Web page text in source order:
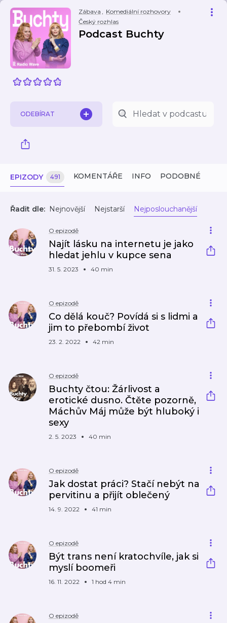
Zábava , Komediální rozhovory
Český rozhlas
Podcast Buchty
ODEBÍRAT
EPIZODY 491 KOMENTÁŘE INFO PODOBNÉ
Řadit dle: Nejnovější Nejstarší Nejposlouchanější
O epizodě
Najít lásku na internetu je jako
hledat jehlu v kupce sena
31. 5. 2023 40 min
O epizodě
Co dělá kouč? Povídá si s lidmi a
jim to přebombí život
23. 2. 2022 42 min
O epizodě
Buchty čtou: Žárlivost a
erotické dusno. Čtěte pozorně,
Máchův Máj může být hluboký i
sexy
2. 5. 2023 40 min
O epizodě
Jak dostat práci? Stačí nebýt na
pervitinu a přijít oblečený
14. 9. 2022 41 min
O epizodě
Být trans není kratochvíle, jak si
myslí boomeři
16. 11. 2022 1 hod 4 min
O epizodě